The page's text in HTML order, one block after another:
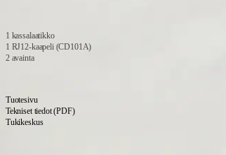
1 kassalaatikko
1 RJ12-kaapeli (CD101A)
2 avainta
Tuotesivu
Tekniset tiedot (PDF)
Tukikeskus